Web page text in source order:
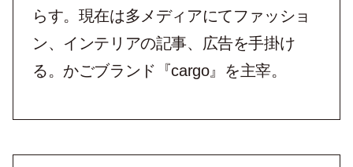
らす。現在は多メディアにてファッショ
ン、インテリアの記事、広告を手掛け
る。かごブランド『cargo』を主宰。